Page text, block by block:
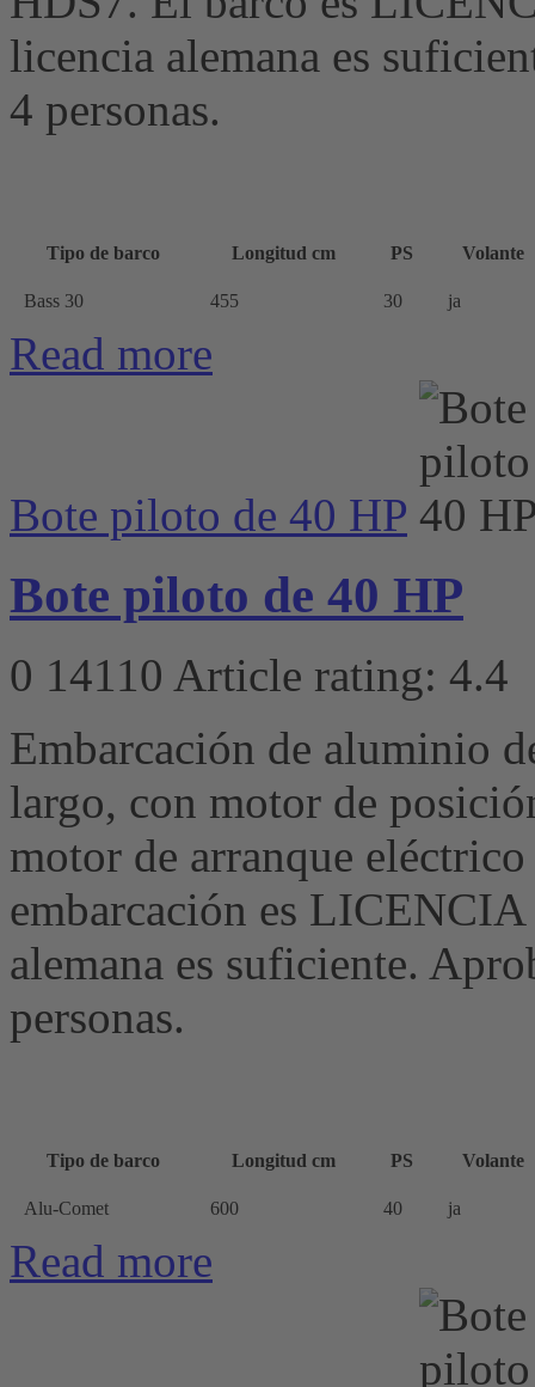
licencia alemana es
4 personas.
Tipo de barco Longitud cm PS Volante
Bass 30 455 30 ja
Read more
Bote piloto de 40 HP
Bote piloto de 40 HP
0 14110 Article rating: 4.4
Embarcación de aluminio
largo, con motor de
motor de arranque
embarcación es
alemana es suficiente.
personas.
Tipo de barco Longitud cm PS Volante
Alu-Comet 600 40 ja
Read more